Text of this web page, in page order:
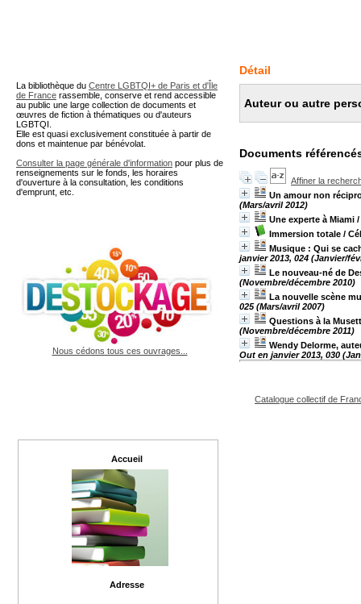
Détail
Auteur ou autre
Documents
Affiner la
Un amour non
(Mars/avril 2012)
Une experte à Miami /
Immersion totale /
Musique : Qui se
janvier 2013, 024 (Janvier/
Le nouveau-né de
(Novembre/décembre 2010)
La nouvelle scène
025 (Mars/avril 2007)
Questions à la
(Novembre/décembre 2011)
Wendy Delorme,
Out en janvier 2013, 030
Catalogue collectif de
La bibliothèque du Centre LGBTQI+ de Paris et d'Île
de France rassemble, conserve et rend accessible
au public une large collection de documents et
œuvres de fiction à thématiques ou d'auteurs
LGBTQI.
Elle est quasi exclusivement constituée à partir de
dons et maintenue par bénévolat.
Consulter la page générale d'information pour plus de
renseignements sur le fonds, les horaires
d'ouverture à la consultation, les conditions
d'emprunt, etc.
Nous cédons tous ces ouvrages...
Accueil
Adresse